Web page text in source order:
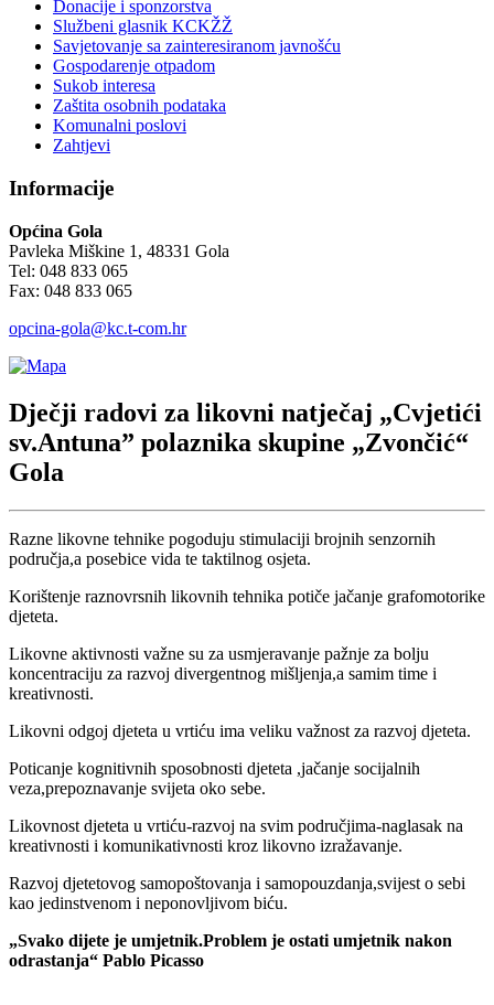
Donacije i sponzorstva
Službeni glasnik KCKŽŽ
Savjetovanje sa zainteresiranom javnošću
Gospodarenje otpadom
Sukob interesa
Zaštita osobnih podataka
Komunalni poslovi
Zahtjevi
Informacije
Općina Gola
Pavleka Miškine 1, 48331 Gola
Tel: 048 833 065
Fax: 048 833 065
opcina-gola@kc.t-com.hr
Dječji radovi za likovni natječaj „Cvjetići
sv.Antuna” polaznika skupine „Zvončić“
Gola
Razne likovne tehnike pogoduju stimulaciji brojnih senzornih
područja,a posebice vida te taktilnog osjeta.
Korištenje raznovrsnih likovnih tehnika potiče jačanje grafomotorike
djeteta.
Likovne aktivnosti važne su za usmjeravanje pažnje za bolju
koncentraciju za razvoj divergentnog mišljenja,a samim time i
kreativnosti.
Likovni odgoj djeteta u vrtiću ima veliku važnost za razvoj djeteta.
Poticanje kognitivnih sposobnosti djeteta ,jačanje socijalnih
veza,prepoznavanje svijeta oko sebe.
Likovnost djeteta u vrtiću-razvoj na svim područjima-naglasak na
kreativnosti i komunikativnosti kroz likovno izražavanje.
Razvoj djetetovog samopoštovanja i samopouzdanja,svijest o sebi
kao jedinstvenom i neponovljivom biću.
„Svako dijete je umjetnik.Problem je ostati umjetnik nakon
odrastanja“ Pablo Picasso